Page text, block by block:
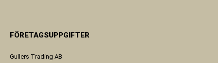
FÖRETAGSUPPGIFTER
Gullers Trading AB